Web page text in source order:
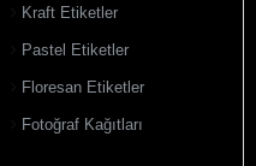
Kraft Etiketler
Pastel Etiketler
Floresan Etiketler
Fotoğraf Kağıtları